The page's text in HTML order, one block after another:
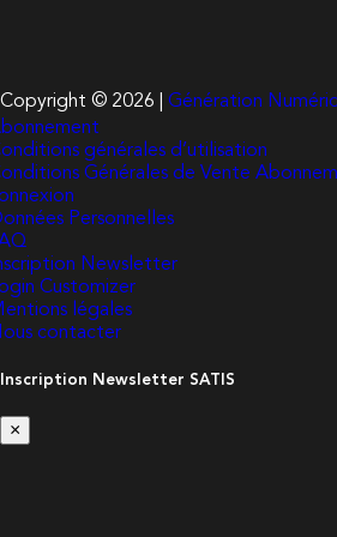
Copyright © 2026 | Génération
générales d’utilisation
Générales de Vente
Personnelles
Newsletter
Customizer
légales
contacter
Inscription Newsletter SATIS
×